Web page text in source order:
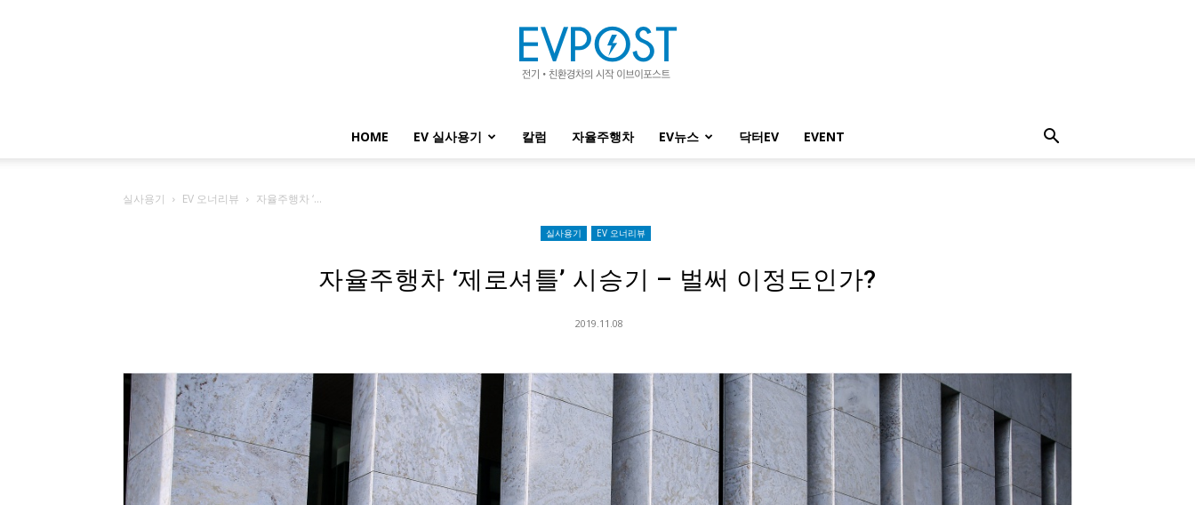
HOME EV 실사용기 칼럼 자율주행차 EV뉴스 닥터EV EVENT
실사용기 EV 오너리뷰 자율주행차 ‘...
실사용기 EV 오너리뷰
자율주행차 ‘제로셔틀’ 시승기 – 벌써 이정도인가?
2019.11.08